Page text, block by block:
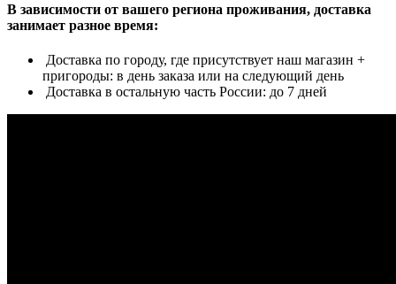
В зависимости от вашего региона проживания, доставка
занимает разное время:
Доставка по городу, где присутствует наш магазин +
пригороды: в день заказа или на следующий день
Доставка в остальную часть России: до 7 дней